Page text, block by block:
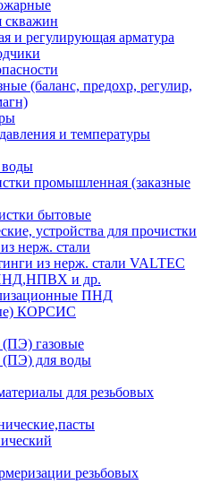
скважин
и регулирующая арматура
(баланс, предохр, регулир,
и температуры
промышленная (заказные
бытовые
устройства для прочистки
нерж. стали
из нерж. стали VALTEC
и др.
ПНД
КОРСИС
газовые
для воды
для резьбовых
резьбовых